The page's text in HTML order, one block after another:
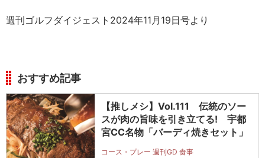
週刊ゴルフダイジェスト2024年11月19日号より
おすすめ記事
【推しメシ】Vol.111 伝統のソー
スが肉の旨味を引き立てる! 宇都
宮CC名物「バーディ焼きセット」
コース・プレー 週刊GD 食事